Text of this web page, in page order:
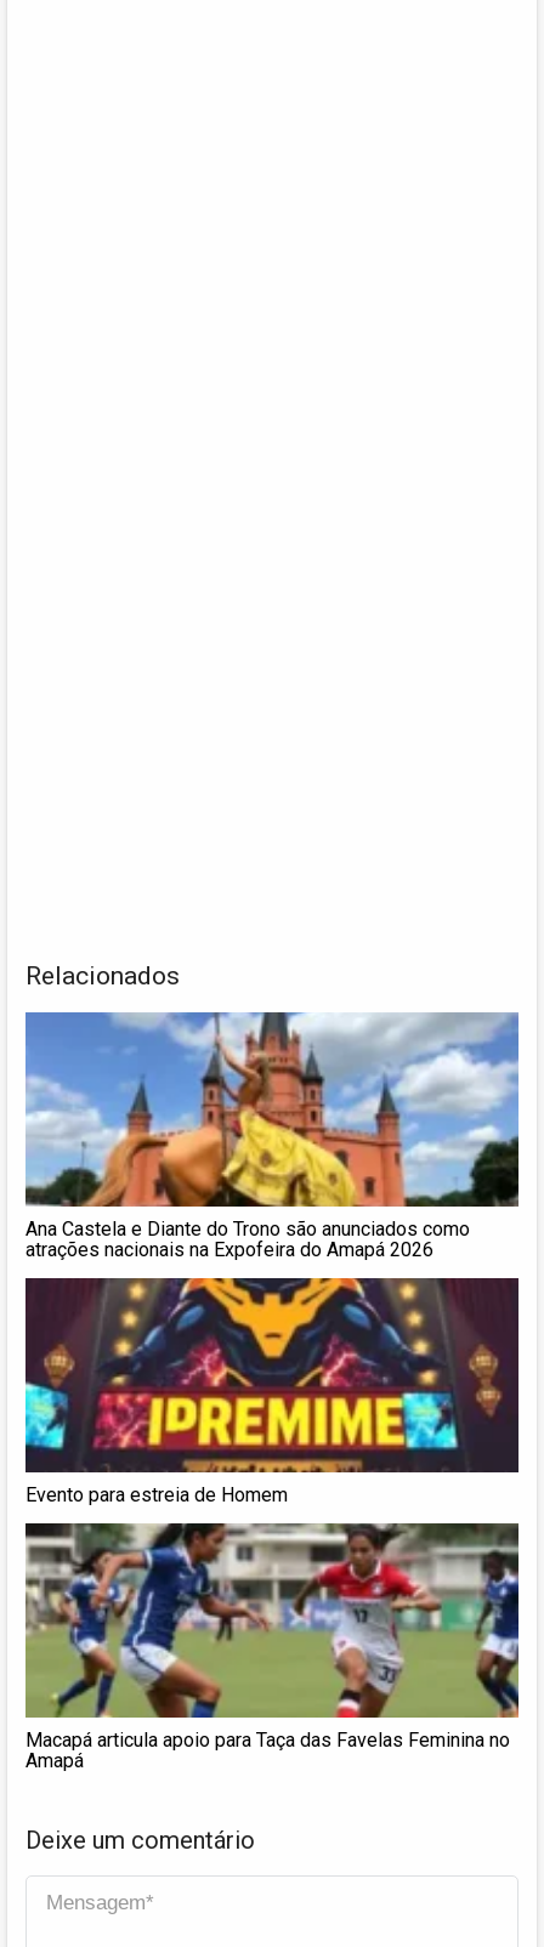
Relacionados
Ana Castela e Diante do Trono são anunciados como
atrações nacionais na Expofeira do Amapá 2026
Evento para estreia de Homem
Macapá articula apoio para Taça das Favelas Feminina no
Amapá
Deixe um comentário